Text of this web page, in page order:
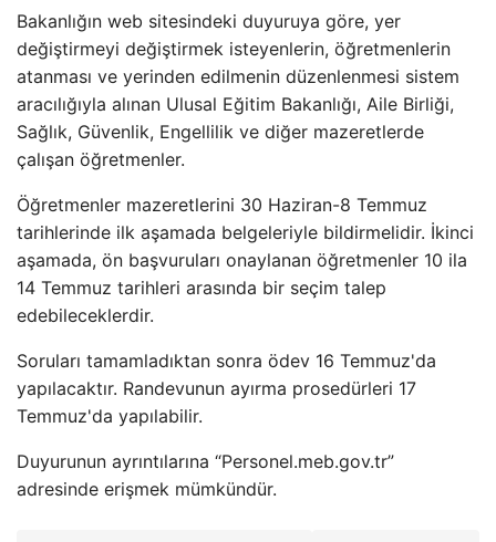
Bakanlığın web sitesindeki duyuruya göre, yer
değiştirmeyi değiştirmek isteyenlerin, öğretmenlerin
atanması ve yerinden edilmenin düzenlenmesi sistem
aracılığıyla alınan Ulusal Eğitim Bakanlığı, Aile Birliği,
Sağlık, Güvenlik, Engellilik ve diğer mazeretlerde
çalışan öğretmenler.
Öğretmenler mazeretlerini 30 Haziran-8 Temmuz
tarihlerinde ilk aşamada belgeleriyle bildirmelidir. İkinci
aşamada, ön başvuruları onaylanan öğretmenler 10 ila
14 Temmuz tarihleri ​​arasında bir seçim talep
edebileceklerdir.
Soruları tamamladıktan sonra ödev 16 Temmuz'da
yapılacaktır. Randevunun ayırma prosedürleri 17
Temmuz'da yapılabilir.
Duyurunun ayrıntılarına “Personel.meb.gov.tr”
adresinde erişmek mümkündür.